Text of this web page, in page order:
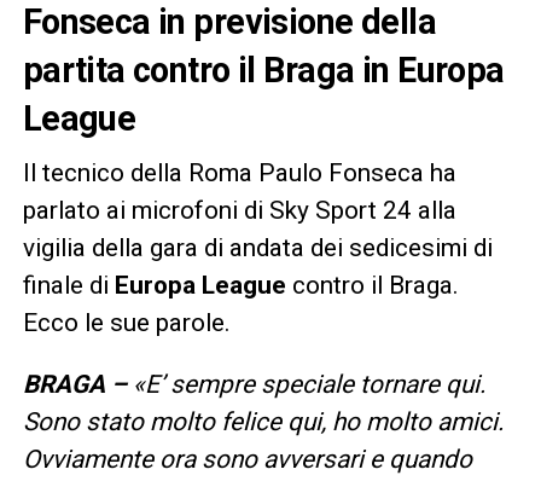
Fonseca in previsione della
partita contro il Braga in Europa
League
Il tecnico della Roma Paulo Fonseca ha
parlato ai microfoni di Sky Sport 24 alla
vigilia della gara di andata dei sedicesimi di
finale di Europa League contro il Braga.
Ecco le sue parole.
BRAGA –«E’ sempre speciale tornare qui.
Sono stato molto felice qui, ho molto amici.
Ovviamente ora sono avversari e quando